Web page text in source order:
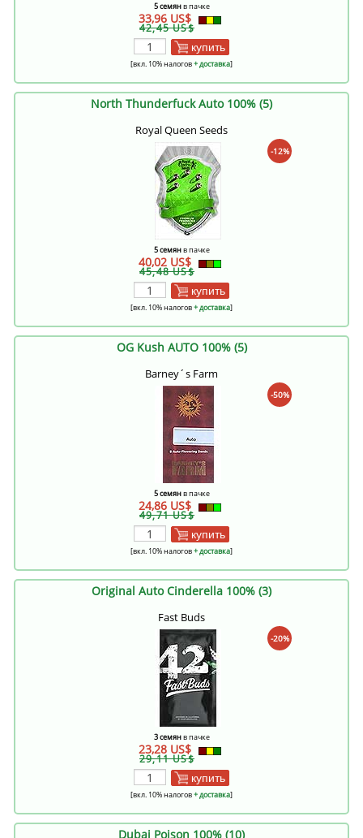
5 семянв пачке
33,96 US$
42,45 US$
купить
[вкл. 10% налогов+ доставка]
North Thunderfuck Auto 100% (5)
Royal Queen Seeds
-12%
5 семянв пачке
40,02 US$
45,48 US$
купить
[вкл. 10% налогов+ доставка]
OG Kush AUTO 100% (5)
Barney´s Farm
-50%
5 семянв пачке
24,86 US$
49,71 US$
купить
[вкл. 10% налогов+ доставка]
Original Auto Cinderella 100% (3)
Fast Buds
-20%
3 семянв пачке
23,28 US$
29,11 US$
купить
[вкл. 10% налогов+ доставка]
Dubai Poison 100% (10)